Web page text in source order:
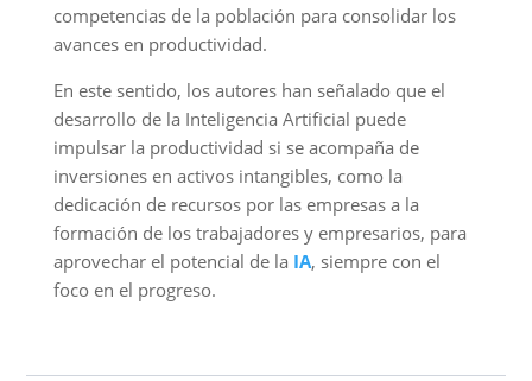
competencias de la población para consolidar los
avances en productividad.
En este sentido, los autores han señalado que el
desarrollo de la Inteligencia Artificial puede
impulsar la productividad si se acompaña de
inversiones en activos intangibles, como la
dedicación de recursos por las empresas a la
formación de los trabajadores y empresarios, para
aprovechar el potencial de la IA, siempre con el
foco en el progreso.